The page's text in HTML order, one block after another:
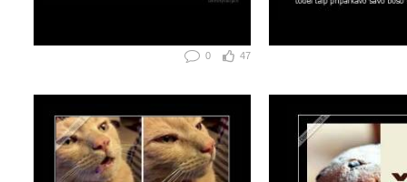
0 47